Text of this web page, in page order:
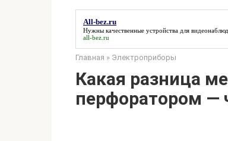
All-bez.ru
Нужны качественные устройства для
all-bez.ru
Главная » Электроприборы
Какая разница
перфоратором —